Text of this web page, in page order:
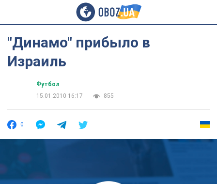
"Динамо" прибыло в
Израиль
Футбол
15.01.2010 16:17
855
0